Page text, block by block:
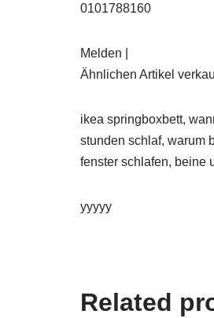
0101788160
Melden |
Ähnlichen Artikel
ikea springboxbett,
stunden schlaf, warum
fenster schlafen, beine
yyyyy
Related